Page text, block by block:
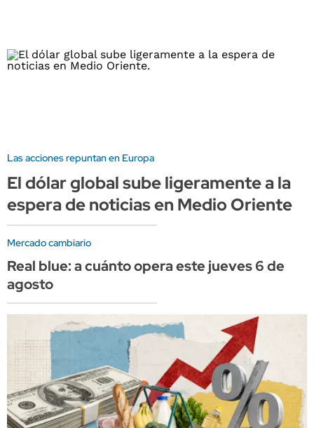
Las acciones repuntan en Europa
El dólar global sube ligeramente a la
espera de noticias en Medio Oriente
Mercado cambiario
Real blue: a cuánto opera este jueves 6 de
agosto